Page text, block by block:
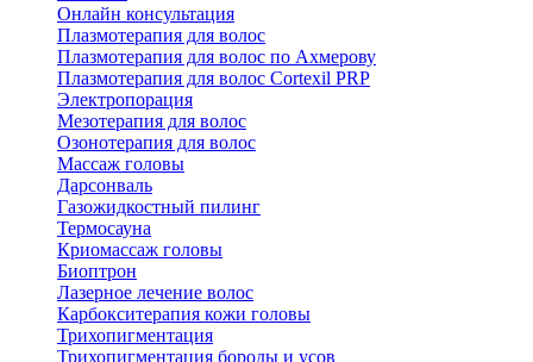
Онлайн консультация
Плазмотерапия для волос
Плазмотерапия для волос по Ахмерову
Плазмотерапия для волос Cortexil PRP
Электропорация
Мезотерапия для волос
Озонотерапия для волос
Массаж головы
Дарсонваль
Газожидкостный пилинг
Термосауна
Криомассаж головы
Биоптрон
Лазерное лечение волос
Карбокситерапия кожи головы
Трихопигментация
Трихопигментация бороды и усов